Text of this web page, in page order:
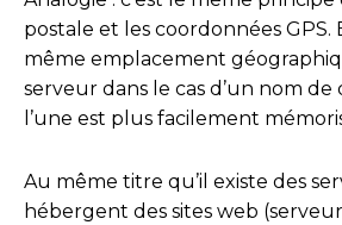
postale et les coordonnées GPS.
même emplacement
serveur dans le cas d’un nom de
l’une est plus facilement
Au même titre qu’il existe des
hébergent des sites web